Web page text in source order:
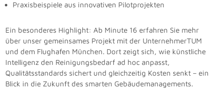
Praxisbeispiele aus innovativen Pilotprojekten
Ein besonderes Highlight: Ab Minute 16 erfahren Sie mehr
über unser gemeinsames Projekt mit der UnternehmerTUM
und dem Flughafen München. Dort zeigt sich, wie künstliche
Intelligenz den Reinigungsbedarf ad hoc anpasst,
Qualitätsstandards sichert und gleichzeitig Kosten senkt – ein
Blick in die Zukunft des smarten Gebäudemanagements.